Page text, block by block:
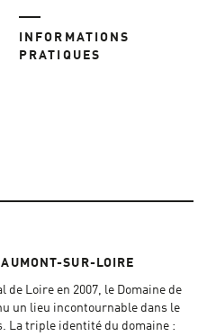
INFORMATIONS
PRATIQUES
SUR-LOIRE
Loire en 2007, le Domaine de
un lieu incontournable dans le
La triple identité du domaine :